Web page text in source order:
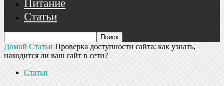
Питание
Статьи
Домой Статьи Проверка доступности сайта: как узнать,
находится ли ваш сайт в сети?
Статьи